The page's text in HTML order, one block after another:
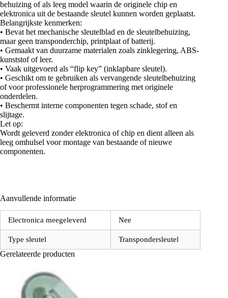
behuizing of als leeg model waarin de originele chip en
elektronica uit de bestaande sleutel kunnen worden geplaatst.
Belangrijkste kenmerken:
• Bevat het mechanische sleutelblad en de sleutelbehuizing,
maar geen transponderchip, printplaat of batterij.
• Gemaakt van duurzame materialen zoals zinklegering, ABS-
kunststof of leer.
• Vaak uitgevoerd als “flip key” (inklapbare sleutel).
• Geschikt om te gebruiken als vervangende sleutelbehuizing
of voor professionele herprogrammering met originele
onderdelen.
• Beschermt interne componenten tegen schade, stof en
slijtage.
Let op:
Wordt geleverd zonder elektronica of chip en dient alleen als
leeg omhulsel voor montage van bestaande of nieuwe
componenten.
Aanvullende informatie
Electronica meegeleverd Nee
Type sleutel Transpondersleutel
Gerelateerde producten